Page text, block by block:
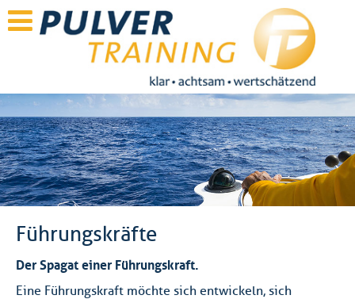
Führungskräfte
Der Spagat einer Führungskraft.
Eine Führungskraft möchte sich entwickeln, sich